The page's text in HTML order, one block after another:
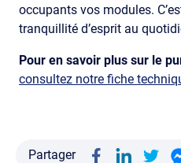
occupants vos modules.
tranquillité d’esprit au
Pour en savoir plus sur le
consultez notre fiche
Partager